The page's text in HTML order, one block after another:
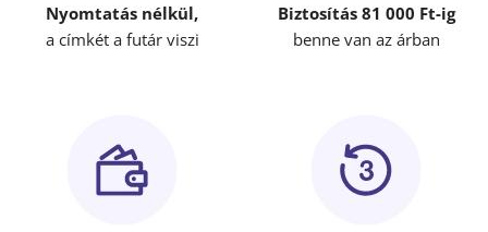
Nyomtatás nélkül,
a címkét a futár viszi
Biztosítás 81 000 Ft-ig
benne van az árban